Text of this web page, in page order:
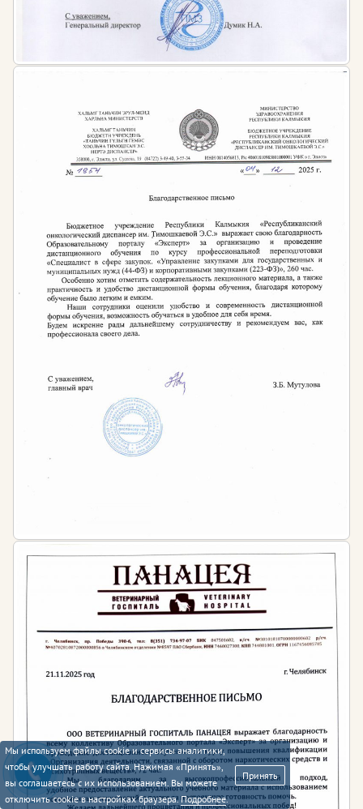
Мы используем файлы cookie и сервисы аналитики,
чтобы улучшать работу сайта. Нажимая «Принять»,
вы соглашаетесь с их использованием. Вы можете
отключить cookie в настройках браузера. Подробнее.
Принять